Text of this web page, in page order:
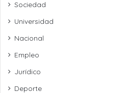
Sociedad
Universidad
Nacional
Empleo
Jurídico
Deporte